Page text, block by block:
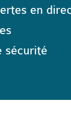
en
sécurité